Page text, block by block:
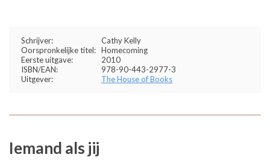
Schrijver:
Cathy Kelly
Oorspronkelijke titel: Homecoming
Eerste uitgave:
2010
ISBN/EAN:
978-90-443-2977-3
Uitgever:
The House of Books
Iemand als jij